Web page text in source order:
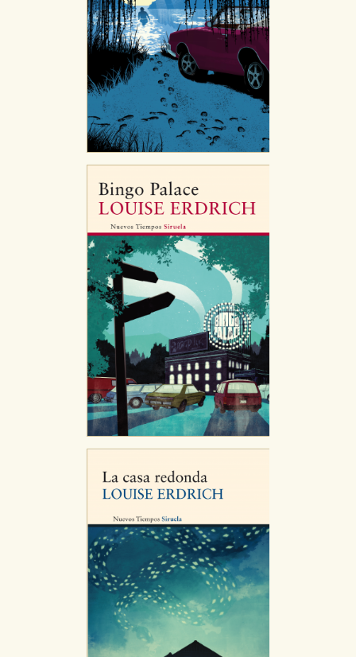
Puede consultar nuestrapolítica de cookies